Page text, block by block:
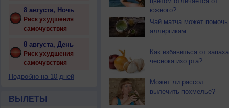
8 августа, Ночь
Риск ухудшения
самочувствия
8 августа, День
Риск ухудшения
самочувствия
Подробно на 10 дней
ВЫЛЕТЫ
южного?
Чай матча может помочь
аллергикам
Как избавиться от запаха
чеснока изо рта?
Может ли рассол
вылечить похмелье?